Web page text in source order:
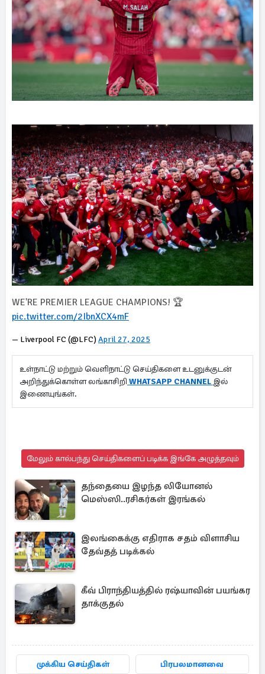
WE'RE PREMIER LEAGUE CHAMPIONS! 🏆
pic.twitter.com/2IbnXCX4mF
— Liverpool FC (@LFC) April 27, 2025
உள்நாட்டு மற்றும் வெளிநாட்டு செய்திகளை உடனுக்குடன்
அறிந்துக்கொள்ள லங்காசிறி WHATSAPP CHANNEL இல்
இணையுங்கள்.
மேலும் கால்பந்து செய்திகளைப் படிக்க இங்கே அழுத்தவும்
தந்தையை இழந்த லியோனல்
மெஸ்ஸி..ரசிகர்கள் இரங்கல்
இலங்கைக்கு எதிராக சதம் விளாசிய
தேவ்தத் படிக்கல்
கீவ் பிராந்தியத்தில் ரஷ்யாவின் பயங்கர
தாக்குதல்
முக்கிய செய்திகள் பிரபலமானவை